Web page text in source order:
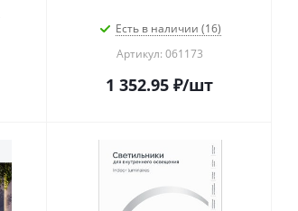
Есть в наличии (16)
Артикул: 061173
1 352.95 ₽/шт